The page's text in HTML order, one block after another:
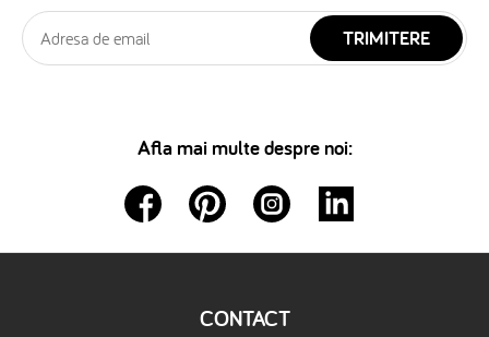
TRIMITERE
Afla mai multe despre noi:
CONTACT